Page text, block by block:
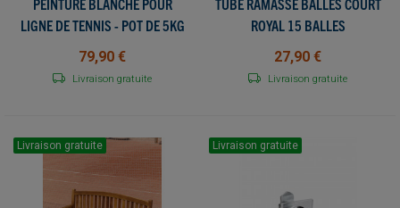
PEINTURE BLANCHE POUR
LIGNE DE TENNIS - POT DE 5KG
- MADE IN FRANCE
79,90 €
Livraison gratuite
TUBE RAMASSE BALLES COURT
ROYAL 15 BALLES
27,90 €
Livraison gratuite
Livraison gratuite Livraison gratuite